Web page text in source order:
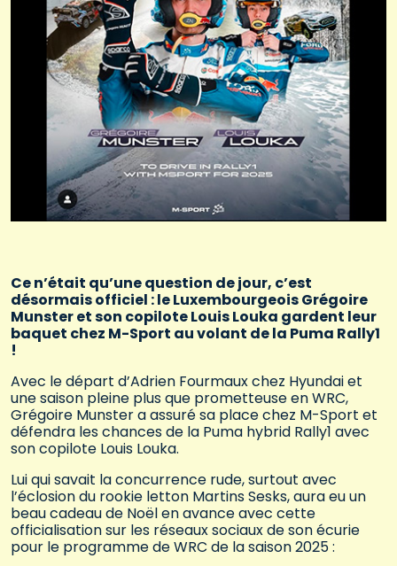
Ce n’était qu’une question de jour, c’est
désormais officiel : le Luxembourgeois Grégoire
Munster et son copilote Louis Louka gardent leur
baquet chez M-Sport au volant de la Puma Rally1
!
Avec le départ d’Adrien Fourmaux chez Hyundai et
une saison pleine plus que prometteuse en WRC,
Grégoire Munster a assuré sa place chez M-Sport et
défendra les chances de la Puma hybrid Rally1 avec
son copilote Louis Louka.
Lui qui savait la concurrence rude, surtout avec
l’éclosion du rookie letton Martins Sesks, aura eu un
beau cadeau de Noël en avance avec cette
officialisation sur les réseaux sociaux de son écurie
pour le programme de WRC de la saison 2025 :